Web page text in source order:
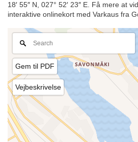
18′ 55″ N, 027° 52′ 23″ E. Få mere at
interaktive onlinekort med Varkaus fra
Gem til PDF
Vejbeskrivelse